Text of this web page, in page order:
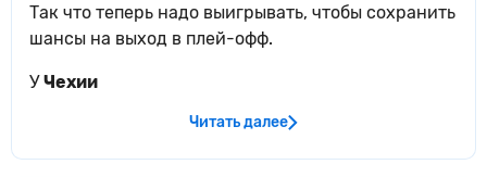
Так что теперь надо выигрывать, чтобы сохранить
шансы на выход в плей-офф.
УЧехии
Читать далее